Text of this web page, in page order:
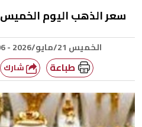
سعر الذهب اليوم الخميس 21-5-2026 تحرك جديد
الخميس 21/مايو/2026 - 12:06 ص
طباعة